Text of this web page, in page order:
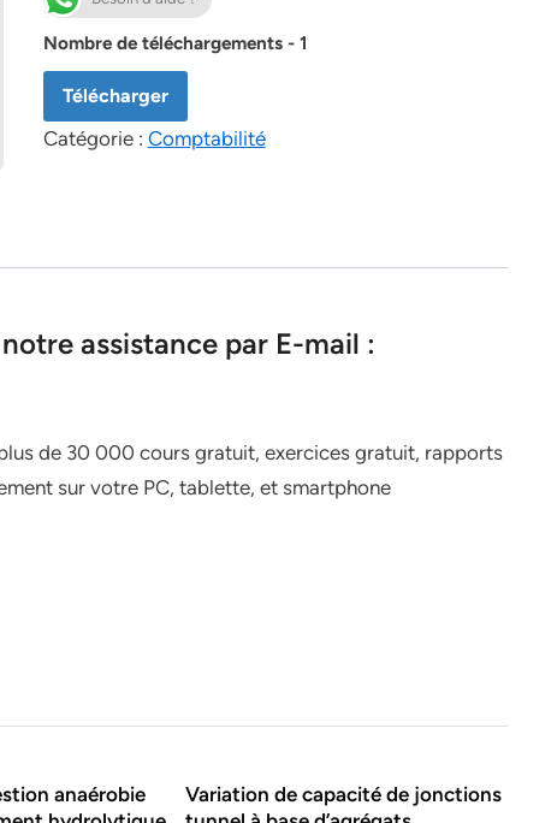
Nombre de téléchargements - 1
Télécharger
Catégorie : Comptabilité
assistance par E-mail :
de 30 000 cours gratuit, exercices gratuit, rapports
sur votre PC, tablette, et smartphone
anaérobie
Variation de capacité de jonctions